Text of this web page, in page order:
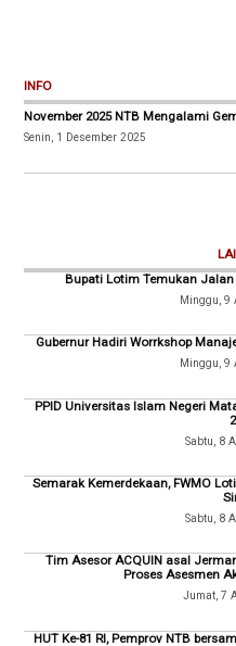
INFO
November 2025 NTB Mengalami
Senin, 1 Desember 2025
Bupati Lotim Temukan Jalan
Minggu, 9
Gubernur Hadiri Worrkshop
Minggu, 9
PPID Universitas Islam Negeri
Sabtu, 8
Semarak Kemerdekaan, FWMO
Sabtu, 8
Tim Asesor ACQUIN asal
Proses Asesmen
Jumat, 7
HUT Ke-81 RI, Pemprov NTB